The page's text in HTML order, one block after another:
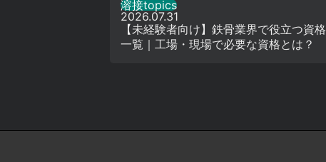
溶接topics
2026.07.31
【未経験者向け】鉄骨業界で役立つ資格
一覧｜工場・現場で必要な資格とは？